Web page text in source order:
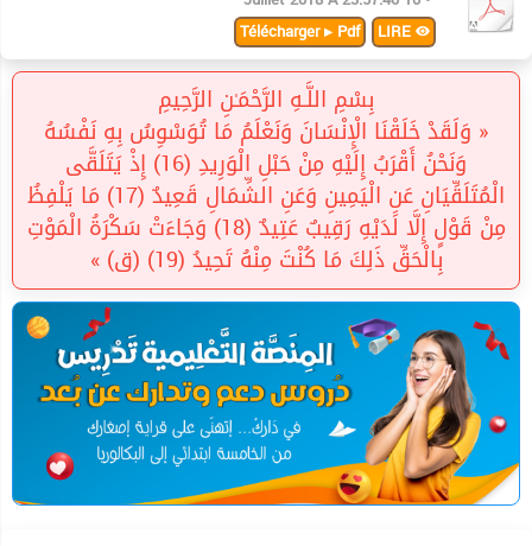
Télécharger ▸ Pdf
بِسْمِ اللَّـهِ الرَّحْمَـٰنِ الرَّحِيمِ
« وَلَقَدْ خَلَقْنَا الْإِنْسَانَ وَنَعْلَمُ مَا تُوَسْوِسُ بِهِ نَفْسُهُ
وَنَحْنُ أَقْرَبُ إِلَيْهِ مِنْ حَبْلِ الْوَرِيدِ (16) إِذْ يَتَلَقَّى
الْمُتَلَقِّيَانِ عَنِ الْيَمِينِ وَعَنِ الشِّمَالِ قَعِيدٌ (17) مَا يَلْفِظُ
مِنْ قَوْلٍ إِلَّا لَدَيْهِ رَقِيبٌ عَتِيدٌ (18) وَجَاءَتْ سَكْرَةُ الْمَوْتِ
بِالْحَقِّ ذَلِكَ مَا كُنْتَ مِنْهُ تَحِيدُ (19) (ق) »